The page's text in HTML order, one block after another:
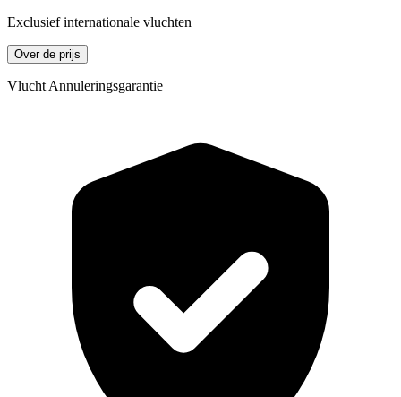
Exclusief internationale vluchten
Over de prijs
Vlucht Annuleringsgarantie